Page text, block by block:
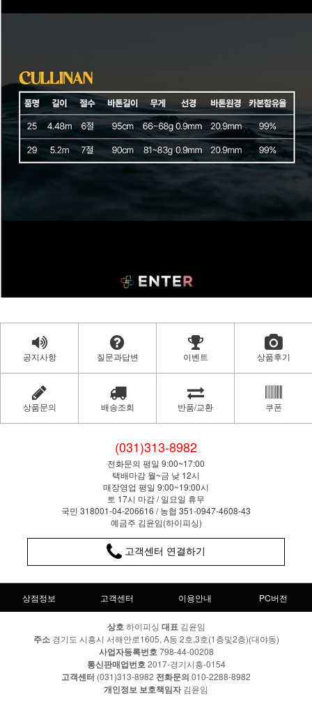
공지사항 질문과답변 이벤트 상품후기
상품문의 배송조회 반품/교환 쿠폰
(031)313-8982
전화문의 평일 9:00~17:00
택배마감 월~금 낮 12시
매장영업 평일 9:00~19:00시
토 17시 마감 / 일요일 휴무
국민 318001-04-206616 / 농협 351-0947-4608-43
예금주 김윤임(하이피싱)
고객센터 연결하기
상점정보 고객센터 이용안내 PC버전
상호 하이피싱 대표 김윤임
주소경기도 시흥시 서해안로1605, A동 2호,3호(1층및2층)(대야동)
사업자등록번호 798-44-00208
통신판매업번호 2017-경기시흥-0154
고객센터 (031)313-8982 전화문의 010-2288-8982
개인정보 보호책임자김윤임